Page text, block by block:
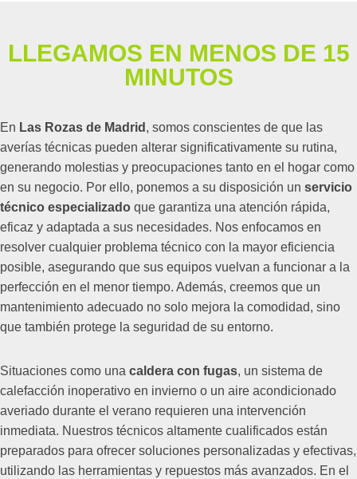
LLEGAMOS EN MENOS DE 15
MINUTOS
En Las Rozas de Madrid , somos conscientes de que las
averías técnicas pueden alterar significativamente su rutina,
generando molestias y preocupaciones tanto en el hogar como
en su negocio. Por ello, ponemos a su disposición un servicio
técnico especializado que garantiza una atención rápida,
eficaz y adaptada a sus necesidades. Nos enfocamos en
resolver cualquier problema técnico con la mayor eficiencia
posible, asegurando que sus equipos vuelvan a funcionar a la
perfección en el menor tiempo. Además, creemos que un
mantenimiento adecuado no solo mejora la comodidad, sino
que también protege la seguridad de su entorno.
Situaciones como una caldera con fugas, un sistema de
calefacción inoperativo en invierno o un aire acondicionado
averiado durante el verano requieren una intervención
inmediata. Nuestros técnicos altamente cualificados están
preparados para ofrecer soluciones personalizadas y efectivas,
utilizando las herramientas y repuestos más avanzados. En el